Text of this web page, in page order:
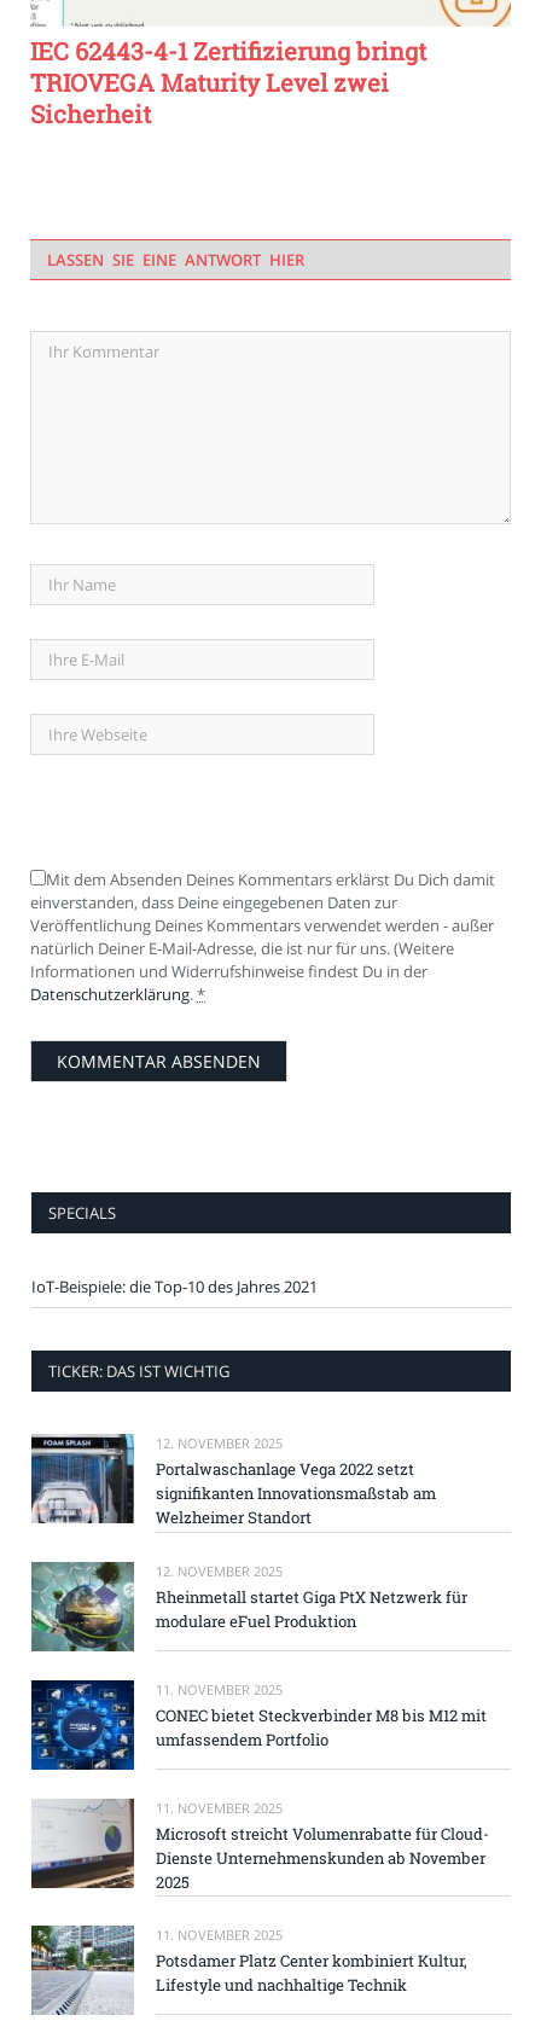
IEC 62443-4-1 Zertifizierung bringt
TRIOVEGA Maturity Level zwei
Sicherheit
LASSEN SIE EINE ANTWORT HIER
Mit dem Absenden Deines Kommentars erklärst Du Dich damit
einverstanden, dass Deine eingegebenen Daten zur
Veröffentlichung Deines Kommentars verwendet werden - außer
natürlich Deiner E-Mail-Adresse, die ist nur für uns. (Weitere
Informationen und Widerrufshinweise findest Du in der
Datenschutzerklärung.*
SPECIALS
IoT-Beispiele: die Top-10 des Jahres 2021
TICKER: DAS IST WICHTIG
12. NOVEMBER 2025
Portalwaschanlage Vega 2022 setzt
signifikanten Innovationsmaßstab am
Welzheimer Standort
12. NOVEMBER 2025
Rheinmetall startet Giga PtX Netzwerk für
modulare eFuel Produktion
11. NOVEMBER 2025
CONEC bietet Steckverbinder M8 bis M12 mit
umfassendem Portfolio
11. NOVEMBER 2025
Microsoft streicht Volumenrabatte für Cloud-
Dienste Unternehmenskunden ab November
2025
11. NOVEMBER 2025
Potsdamer Platz Center kombiniert Kultur,
Lifestyle und nachhaltige Technik